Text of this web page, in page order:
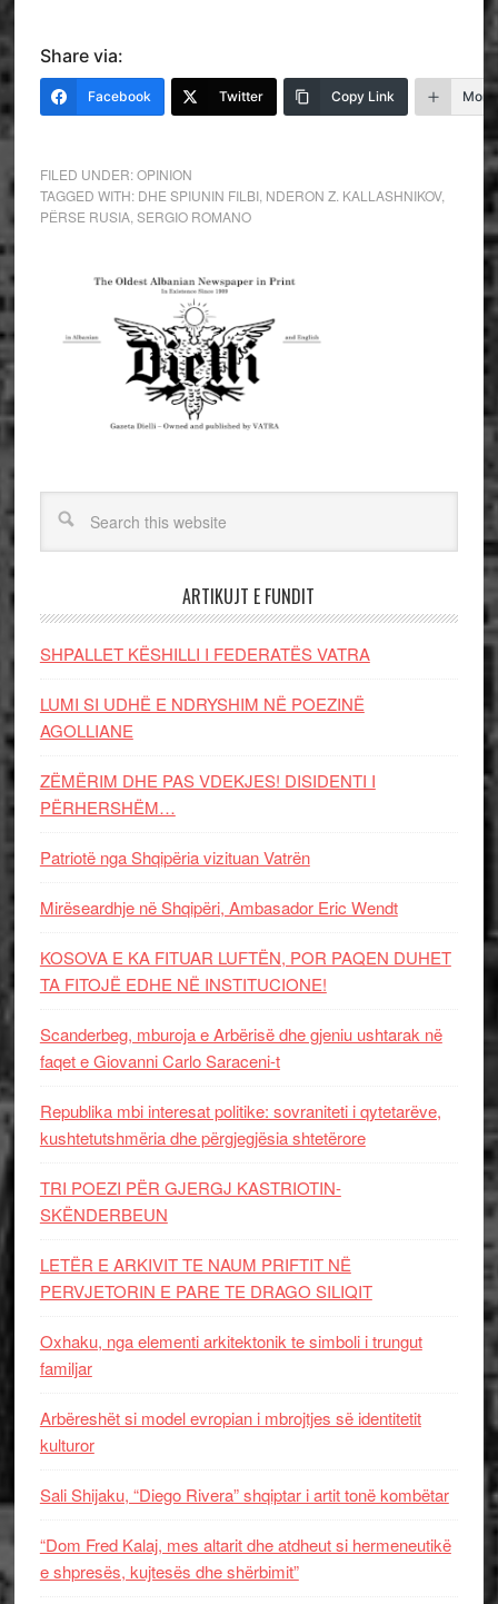
Share via:
Facebook Twitter Copy Link More
FILED UNDER:OPINION
TAGGED WITH: DHE SPIUNIN FILBI, NDERON Z. KALLASHNIKOV,
PЁRSE RUSIA, SERGIO ROMANO
ARTIKUJT E FUNDIT
SHPALLET KËSHILLI I FEDERATËS VATRA
LUMI SI UDHË E NDRYSHIM NË POEZINË
AGOLLIANE
ZËMËRIM DHE PAS VDEKJES! DISIDENTI I
PËRHERSHËM…
Patriotë nga Shqipëria vizituan Vatrën
Mirëseardhje në Shqipëri, Ambasador Eric Wendt
KOSOVA E KA FITUAR LUFTËN, POR PAQEN DUHET
TA FITOJË EDHE NË INSTITUCIONE!
Scanderbeg, mburoja e Arbërisë dhe gjeniu ushtarak në
faqet e Giovanni Carlo Saraceni-t
Republika mbi interesat politike: sovraniteti i qytetarëve,
kushtetutshmëria dhe përgjegjësia shtetërore
TRI POEZI PËR GJERGJ KASTRIOTIN-
SKËNDERBEUN
LETËR E ARKIVIT TE NAUM PRIFTIT NË
PERVJETORIN E PARE TE DRAGO SILIQIT
Oxhaku, nga elementi arkitektonik te simboli i trungut
familjar
Arbëreshët si model evropian i mbrojtjes së identitetit
kulturor
Sali Shijaku, “Diego Rivera” shqiptar i artit tonë kombëtar
“Dom Fred Kalaj, mes altarit dhe atdheut si hermeneutikë
e shpresës, kujtesës dhe shërbimit”